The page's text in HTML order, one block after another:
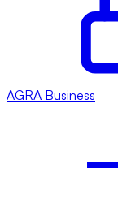
AGRA Business